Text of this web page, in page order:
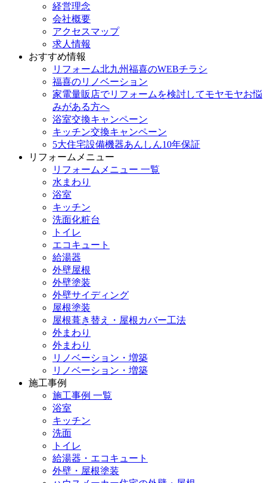
経営理念
会社概要
アクセスマップ
求人情報
おすすめ情報
リフォーム北九州福喜のWEBチラシ
福喜のリノベーション
家電量販店でリフォームを検討してモヤモヤお悩
みがある方へ
浴室交換キャンペーン
キッチン交換キャンペーン
5大住宅設備機器あんしん10年保証
リフォームメニュー
リフォームメニュー 一覧
水まわり
浴室
キッチン
洗面化粧台
トイレ
エコキュート
給湯器
外壁屋根
外壁塗装
外壁サイディング
屋根塗装
屋根葺き替え・屋根カバー工法
外まわり
外まわり
リノベーション・増築
リノベーション・増築
施工事例
施工事例 一覧
浴室
キッチン
洗面
トイレ
給湯器・エコキュート
外壁・屋根塗装